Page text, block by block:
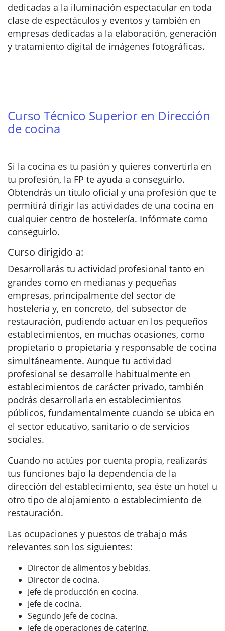
dedicadas a la iluminación espectacular en toda
clase de espectáculos y eventos y también en
empresas dedicadas a la elaboración, generación
y tratamiento digital de imágenes fotográficas.
Curso Técnico Superior en Dirección
de cocina
Si la cocina es tu pasión y quieres convertirla en
tu profesión, la FP te ayuda a conseguirlo.
Obtendrás un título oficial y una profesión que te
permitirá dirigir las actividades de una cocina en
cualquier centro de hostelería. Infórmate como
conseguirlo.
Curso dirigido a:
Desarrollarás tu actividad profesional tanto en
grandes como en medianas y pequeñas
empresas, principalmente del sector de
hostelería y, en concreto, del subsector de
restauración, pudiendo actuar en los pequeños
establecimientos, en muchas ocasiones, como
propietario o propietaria y responsable de cocina
simultáneamente. Aunque tu actividad
profesional se desarrolle habitualmente en
establecimientos de carácter privado, también
podrás desarrollarla en establecimientos
públicos, fundamentalmente cuando se ubica en
el sector educativo, sanitario o de servicios
sociales.
Cuando no actúes por cuenta propia, realizarás
tus funciones bajo la dependencia de la
dirección del establecimiento, sea éste un hotel u
otro tipo de alojamiento o establecimiento de
restauración.
Las ocupaciones y puestos de trabajo más
relevantes son los siguientes:
Director de alimentos y bebidas.
Director de cocina.
Jefe de producción en cocina.
Jefe de cocina.
Segundo jefe de cocina.
Jefe de operaciones de catering.